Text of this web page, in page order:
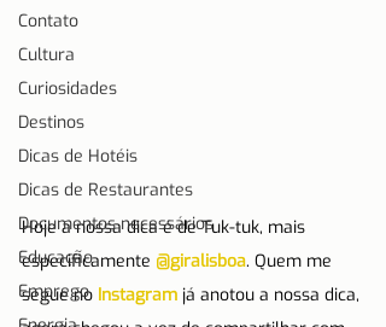
Contato
Cultura
Curiosidades
Destinos
Dicas de Hotéis
Dicas de Restaurantes
Documentos necessários
Educação
Emprego
Hoje a nossa dica é de Tuk-tuk, mais
especificamente @giralisboa. Quem me
segue no Instagram já anotou a nossa dica,